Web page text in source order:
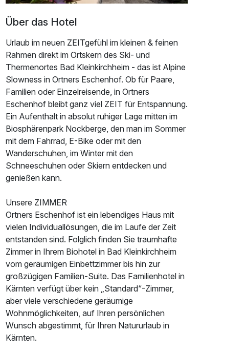
Über das Hotel
Urlaub im neuen ZEITgefühl im kleinen & feinen
Rahmen direkt im Ortskern des Ski- und
Thermenortes Bad Kleinkirchheim - das ist Alpine
Slowness in Ortners Eschenhof. Ob für Paare,
Familien oder Einzelreisende, in Ortners
Eschenhof bleibt ganz viel ZEIT für Entspannung.
Ein Aufenthalt in absolut ruhiger Lage mitten im
Biosphärenpark Nockberge, den man im Sommer
mit dem Fahrrad, E-Bike oder mit den
Wanderschuhen, im Winter mit den
Schneeschuhen oder Skiern entdecken und
genießen kann.
Unsere ZIMMER
Ortners Eschenhof ist ein lebendiges Haus mit
vielen Individuallösungen, die im Laufe der Zeit
entstanden sind. Folglich finden Sie traumhafte
Zimmer in Ihrem Biohotel in Bad Kleinkirchheim
vom geräumigen Einbettzimmer bis hin zur
großzügigen Familien-Suite. Das Familienhotel in
Kärnten verfügt über kein „Standard“-Zimmer,
aber viele verschiedene geräumige
Wohnmöglichkeiten, auf Ihren persönlichen
Wunsch abgestimmt, für Ihren Natururlaub in
Kärnten.